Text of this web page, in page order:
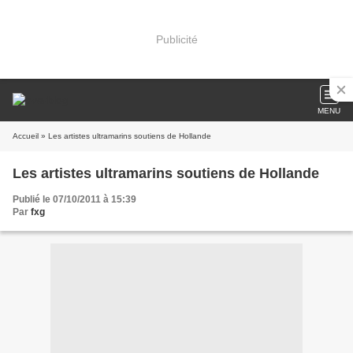
Publicité
MENU
Accueil » Les artistes ultramarins soutiens de Hollande
Les artistes ultramarins soutiens de Hollande
Publié le 07/10/2011 à 15:39
Par fxg